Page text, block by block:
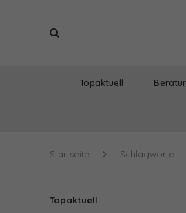
Topaktuell
Startseite Schlagworte
Topaktuell